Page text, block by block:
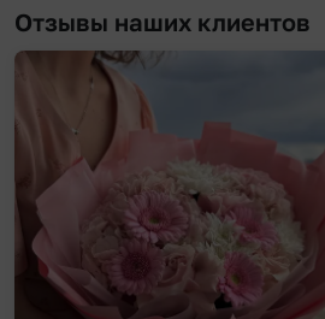
Отзывы наших клиентов